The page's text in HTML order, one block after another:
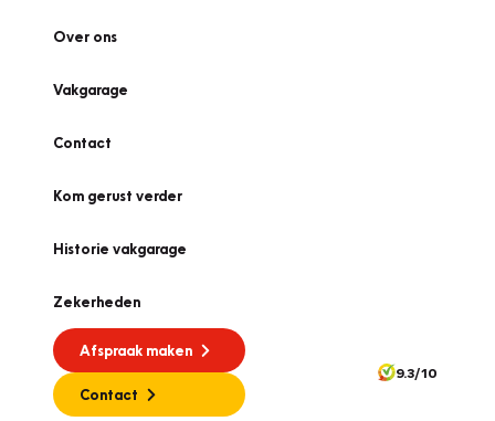
Over ons
Vakgarage
Contact
Kom gerust verder
Historie vakgarage
Zekerheden
Afspraak maken
Contact
9.3/10